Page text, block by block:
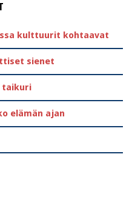
kulttuurit kohtaavat
sienet
taikuri
elämän ajan